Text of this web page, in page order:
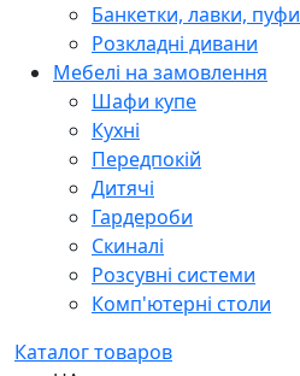
Банкетки, лавки, пуфи
Розкладні дивани
Мебелі на замовлення
Шафи купе
Кухні
Передпокій
Дитячі
Гардероби
Скиналі
Розсувні системи
Комп'ютерні столи
Каталог товаров